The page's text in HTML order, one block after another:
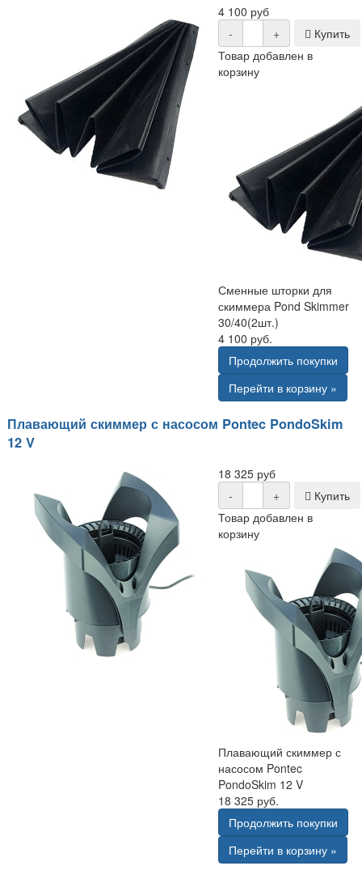
4 100 руб
-
+
Купить
Товар добавлен в
корзину
Сменные шторки для
скиммера Pond Skimmer
30/40(2шт.)
4 100 руб.
Продолжить покупки
Перейти в корзину »
Плавающий скиммер с насосом Pontec PondoSkim
12 V
18 325 руб
-
+
Купить
Товар добавлен в
корзину
Плавающий скиммер с
насосом Pontec
PondoSkim 12 V
18 325 руб.
Продолжить покупки
Перейти в корзину »